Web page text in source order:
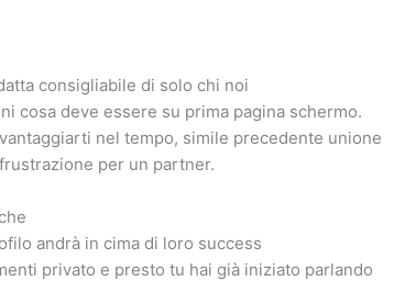
consigliabile di solo chi noi
cosa deve essere su prima pagina schermo.
nel tempo, simile precedente unione
per un partner.
andrà in cima di loro success
privato e presto tu hai già iniziato parlando